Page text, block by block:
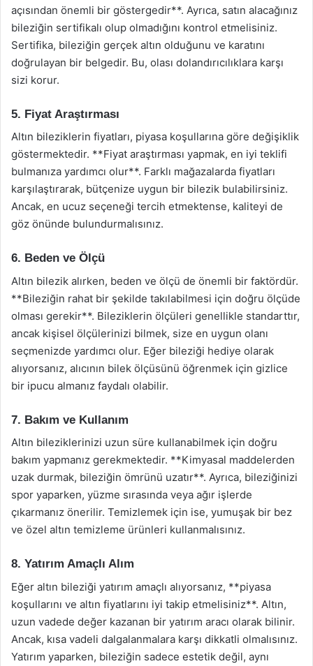
açısından önemli bir göstergedir**. Ayrıca, satın alacağınız
bileziğin sertifikalı olup olmadığını kontrol etmelisiniz.
Sertifika, bileziğin gerçek altın olduğunu ve karatını
doğrulayan bir belgedir. Bu, olası dolandırıcılıklara karşı
sizi korur.
5. Fiyat Araştırması
Altın bileziklerin fiyatları, piyasa koşullarına göre değişiklik
göstermektedir. **Fiyat araştırması yapmak, en iyi teklifi
bulmanıza yardımcı olur**. Farklı mağazalarda fiyatları
karşılaştırarak, bütçenize uygun bir bilezik bulabilirsiniz.
Ancak, en ucuz seçeneği tercih etmektense, kaliteyi de
göz önünde bulundurmalısınız.
6. Beden ve Ölçü
Altın bilezik alırken, beden ve ölçü de önemli bir faktördür.
**Bileziğin rahat bir şekilde takılabilmesi için doğru ölçüde
olması gerekir**. Bileziklerin ölçüleri genellikle standarttır,
ancak kişisel ölçülerinizi bilmek, size en uygun olanı
seçmenizde yardımcı olur. Eğer bileziği hediye olarak
alıyorsanız, alıcının bilek ölçüsünü öğrenmek için gizlice
bir ipucu almanız faydalı olabilir.
7. Bakım ve Kullanım
Altın bileziklerinizi uzun süre kullanabilmek için doğru
bakım yapmanız gerekmektedir. **Kimyasal maddelerden
uzak durmak, bileziğin ömrünü uzatır**. Ayrıca, bileziğinizi
spor yaparken, yüzme sırasında veya ağır işlerde
çıkarmanız önerilir. Temizlemek için ise, yumuşak bir bez
ve özel altın temizleme ürünleri kullanmalısınız.
8. Yatırım Amaçlı Alım
Eğer altın bileziği yatırım amaçlı alıyorsanız, **piyasa
koşullarını ve altın fiyatlarını iyi takip etmelisiniz**. Altın,
uzun vadede değer kazanan bir yatırım aracı olarak bilinir.
Ancak, kısa vadeli dalgalanmalara karşı dikkatli olmalısınız.
Yatırım yaparken, bileziğin sadece estetik değil, aynı